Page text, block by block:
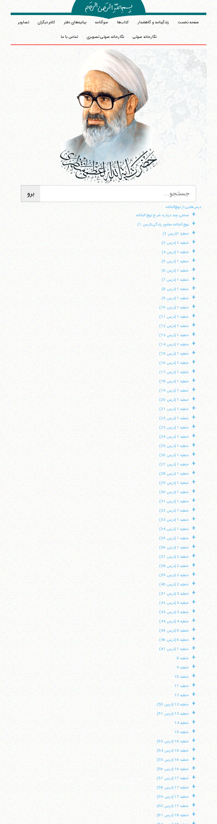
صفحه نخست زندگینامه و گاهشمار کتاب‌ها سوگنامه بیانیه‌های دفتر کلام دیگران تصاویر
نگارخانه صوتی نگارخانه صوتی تصویری تماس با ما
درس‌هایی از نهج‌البلاغه
+ سخنی چند درباره شرح نهج البلاغه
+ نهج البلاغه منشور زندگی (درس 1)
+ خطبه 1(درس 2)
+ خطبه 1 (درس 3)
+ خطبه 1 (درس 4)
+ خطبه 1 (درس 5)
+ خطبه 1 (درس 6)
+ خطبه 1 (درس 7)
+ خطبه 1 (درس 8)
+ خطبه 1 (درس 9)
+ خطبه 1 (درس 10)
+ خطبه 1 (درس 11)
+ خطبه 1 (درس 12)
+ خطبه 1 (درس 13)
+ خطبه 1 (درس 14)
+ خطبه 1 (درس 15)
+ خطبه 1 (درس 16)
+ خطبه 1 (درس 17)
+ خطبه 1 (درس 18)
+ خطبه 1 (درس 19)
+ خطبه 1 (درس 20)
+ خطبه 1 (درس 21)
+ خطبه 1 (درس 22)
+ خطبه 1 (درس 23)
+ خطبه 1 (درس 24)
+ خطبه 1 (درس 25)
+ خطبه 1 (درس 26)
+ خطبه 1 (درس 27)
+ خطبه 1 (درس 28)
+ خطبه 1 (درس 29)
+ خطبه 1 (درس 30)
+ خطبه 1 (درس 31)
+ خطبه 1 (درس 32)
+ خطبه 1 (درس 33)
+ خطبه 1 (درس 34)
+ خطبه 1 (درس 35)
+ خطبه 1 (درس 36)
+ خطبه 2 (درس 37)
+ خطبه 2 (درس 38)
+ خطبه 2 (درس 39)
+ خطبه 2 (درس 40)
+ خطبه 3 (درس 41)
+ خطبه 3 (درس 42)
+ خطبه 3 (درس 43)
+ خطبه 4 (درس 44)
+ خطبه 5 (درس 45)
+ خطبه 6 (درس 46)
+ خطبه 7 (درس 47)
+ خطبه 8
+ خطبه 9
+ خطبه 10
+ خطبه 11
+ خطبه 12
+ خطبه 13 (درس 50)
+ خطبه 13 (درس 51)
+ خطبه 14
+ خطبه 15
+ خطبه 16 (درس 53)
+ خطبه 16 (درس 54)
+ خطبه 16 (درس 55)
+ خطبه 16 (درس 56)
+ خطبه 17 (درس 57)
+ خطبه 17 (درس 58)
+ خطبه 17 (درس 59)
+ خطبه 17 (درس 60)
+ خطبه 18 (درس 61)